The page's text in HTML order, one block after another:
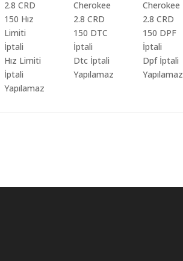
Hız Limiti
İptali
Yapılamaz
Dtc İptali
Yapılamaz
Dpf İptali
Yapılamaz